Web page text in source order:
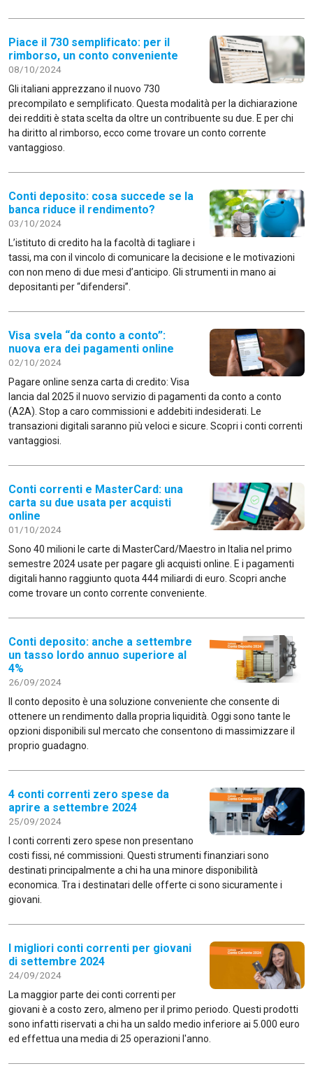
Piace il 730 semplificato: per il
rimborso, un conto conveniente
08/10/2024
Gli italiani apprezzano il nuovo 730
precompilato e semplificato. Questa modalità per la dichiarazione
dei redditi è stata scelta da oltre un contribuente su due. E per chi
ha diritto al rimborso, ecco come trovare un conto corrente
vantaggioso.
Conti deposito: cosa succede se la
banca riduce il rendimento?
03/10/2024
L’istituto di credito ha la facoltà di tagliare i
tassi, ma con il vincolo di comunicare la decisione e le motivazioni
con non meno di due mesi d’anticipo. Gli strumenti in mano ai
depositanti per “difendersi”.
Visa svela “da conto a conto”:
nuova era dei pagamenti online
02/10/2024
Pagare online senza carta di credito: Visa
lancia dal 2025 il nuovo servizio di pagamenti da conto a conto
(A2A). Stop a caro commissioni e addebiti indesiderati. Le
transazioni digitali saranno più veloci e sicure. Scopri i conti correnti
vantaggiosi.
Conti correnti e MasterCard: una
carta su due usata per acquisti
online
01/10/2024
Sono 40 milioni le carte di MasterCard/Maestro in Italia nel primo
semestre 2024 usate per pagare gli acquisti online. E i pagamenti
digitali hanno raggiunto quota 444 miliardi di euro. Scopri anche
come trovare un conto corrente conveniente.
Conti deposito: anche a settembre
un tasso lordo annuo superiore al
4%
26/09/2024
Il conto deposito è una soluzione conveniente che consente di
ottenere un rendimento dalla propria liquidità. Oggi sono tante le
opzioni disponibili sul mercato che consentono di massimizzare il
proprio guadagno.
4 conti correnti zero spese da
aprire a settembre 2024
25/09/2024
I conti correnti zero spese non presentano
costi fissi, né commissioni. Questi strumenti finanziari sono
destinati principalmente a chi ha una minore disponibilità
economica. Tra i destinatari delle offerte ci sono sicuramente i
giovani.
I migliori conti correnti per giovani
di settembre 2024
24/09/2024
La maggior parte dei conti correnti per
giovani è a costo zero, almeno per il primo periodo. Questi prodotti
sono infatti riservati a chi ha un saldo medio inferiore ai 5.000 euro
ed effettua una media di 25 operazioni l'anno.